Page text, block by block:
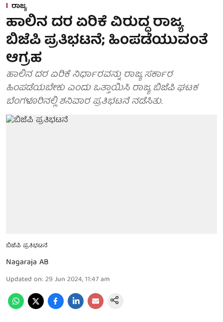
ರಾಜ್ಯ
ಹಾಲಿನ ದರ ಏರಿಕೆ ವಿರುದ್ಧ ರಾಜ್ಯ
ಬಿಜೆಪಿ ಪ್ರತಿಭಟನೆ; ಹಿಂಪಡೆಯುವಂತೆ
ಆಗ್ರಹ
ಹಾಲಿನ ದರ ಏರಿಕೆ ನಿರ್ಧಾರವನ್ನು ರಾಜ್ಯ ಸರ್ಕಾರ
ಹಿಂಪಡೆಯಬೇಕು ಎಂದು ಒತ್ತಾಯಿಸಿ ರಾಜ್ಯ ಬಿಜೆಪಿ ಘಟಕ
ಬೆಂಗಳೂರಿನಲ್ಲಿ ಶನಿವಾರ ಪ್ರತಿಭಟನೆ ನಡೆಸಿತು.
ಬಿಜೆಪಿ ಪ್ರತಿಭಟನೆ
Nagaraja AB
Updated on: 29 Jun 2024, 11:47 am